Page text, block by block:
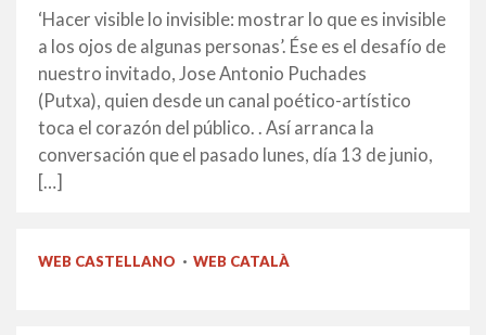
JUNY
‘Hacer visible lo invisible: mostrar lo que es invisible
a los ojos de algunas personas’. Ése es el desafío de
nuestro invitado, Jose Antonio Puchades
(Putxa), quien desde un canal poético-artístico
toca el corazón del público. . Así arranca la
conversación que el pasado lunes, día 13 de junio,
[…]
WEB CASTELLANO · WEB CATALÀ